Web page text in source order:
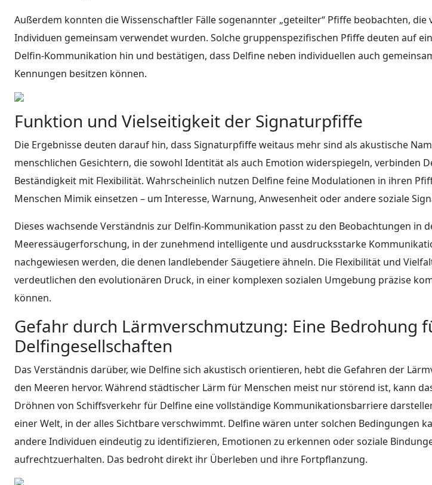
Außerdem konnten die Wissenschaftler Fälle sogenannter „geteilter“ Pfiffe beobachten, die
Individuen gemeinsam verwendet wurden. Solche gruppenspezifischen Pfiffe deuten auf
Delfin-Kommunikation hin und bestätigen, dass Delfine neben individuellen auch
Kennungen besitzen können.
Funktion und Vielseitigkeit der Signaturpfiffe
Die Ergebnisse deuten darauf hin, dass Signaturpfiffe weitaus mehr sind als akustische
menschlichen Gesichtern, die sowohl Identität als auch Emotion widerspiegeln, verbinden
Beständigkeit mit Flexibilität. Wahrscheinlich nutzen Delfine feine Modulationen in ihren
Menschen Mimik einsetzen – um Interesse, Warnung, Anwesenheit oder andere soziale
Dieses wachsende Verständnis zur Delfin-Kommunikation passt zu den Beobachtungen in
Meeressäugerforschung, in der zunehmend intelligente und ausdrucksstarke
nachgewiesen werden, die denen landlebender Säugetiere ähneln. Die Flexibilität und
verdeutlichen den evolutionären Druck, in einer komplexen sozialen Umgebung präzise
können.
Gefahr durch Lärmverschmutzung: Eine Bedrohung
Delfingesellschaften
Das Verständnis darüber, wie Delfine sich akustisch orientieren, hebt die Gefahren der
den Meeren hervor. Während städtischer Lärm für Menschen meist nur störend ist, kann
Dröhnen von Schiffsverkehr für Delfine eine vollständige Kommunikationsbarriere
einer Welt, in der alles Sichtbare verschwimmt. Delfine wären unter solchen Bedingungen
andere Individuen eindeutig zu identifizieren, Emotionen zu erkennen oder soziale
aufrechtzuerhalten. Das bedroht direkt ihr Überleben und ihre Fortpflanzung.